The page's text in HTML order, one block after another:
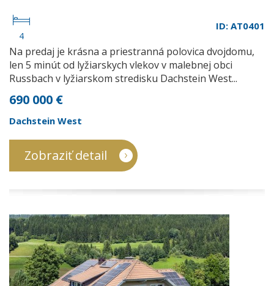
4
ID: AT0401
Na predaj je krásna a priestranná polovica dvojdomu,
len 5 minút od lyžiarskych vlekov v malebnej obci
Russbach v lyžiarskom stredisku Dachstein West...
690 000 €
Dachstein West
Zobraziť detail